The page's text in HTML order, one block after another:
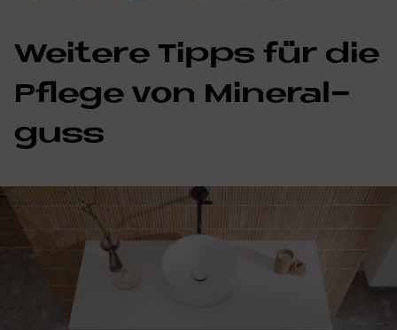
Wei­te­re Tipps für die
Pfle­ge von Mi­ne­ral­
guss